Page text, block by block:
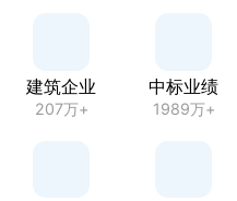
建筑企业
207万+
中标业绩
1989万+